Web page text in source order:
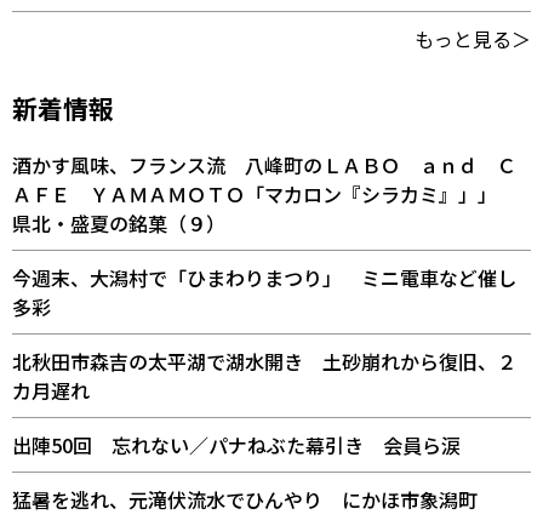
もっと見る＞
新着情報
酒かす風味、フランス流 八峰町のＬＡＢＯ ａｎｄ Ｃ
ＡＦＥ ＹＡＭＡＭＯＴＯ「マカロン『シラカミ』」」
県北・盛夏の銘菓（９）
今週末、大潟村で「ひまわりまつり」 ミニ電車など催し
多彩
北秋田市森吉の太平湖で湖水開き 土砂崩れから復旧、２
カ月遅れ
出陣50回 忘れない／パナねぶた幕引き 会員ら涙
猛暑を逃れ、元滝伏流水でひんやり にかほ市象潟町